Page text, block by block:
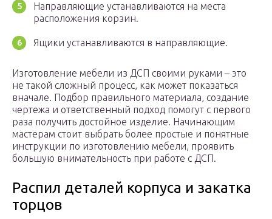
Направляющие устанавливаются на места
расположения корзин.
Ящики устанавливаются в направляющие.
Изготовление мебели из ДСП своими руками – это
не такой сложный процесс, как может показаться
вначале. Подбор правильного материала, создание
чертежа и ответственный подход помогут с первого
раза получить достойное изделие. Начинающим
мастерам стоит выбрать более простые и понятные
инструкции по изготовлению мебели, проявить
большую внимательность при работе с ДСП.
Распил деталей корпуса и закатка
торцов